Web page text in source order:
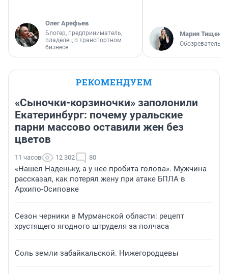
Олег Арефьев
Блогер, предприниматель,
владелец в транспортном
бизнесе
Мария Тищенко
Обозреватель
РЕКОМЕНДУЕМ
«Сыночки-корзиночки» заполонили
Екатеринбург: почему уральские
парни массово оставили жен без
цветов
11 часов 12 302 80
«Нашел Наденьку, а у нее пробита голова». Мужчина
рассказал, как потерял жену при атаке БПЛА в
Архипо-Осиповке
Сезон черники в Мурманской области: рецепт
хрустящего ягодного штруделя за полчаса
Соль земли забайкальской. Нижегородцевы